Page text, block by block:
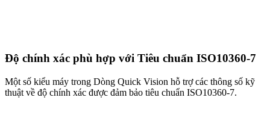
Độ chính xác phù hợp với Tiêu chuẩn ISO10360-7
Một số kiểu máy trong Dòng Quick Vision hỗ trợ các thông số kỹ
thuật về độ chính xác được đảm bảo tiêu chuẩn ISO10360-7.